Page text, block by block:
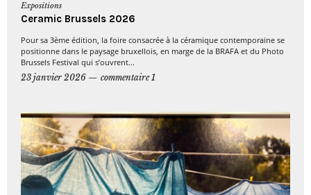
Expositions
Ceramic Brussels 2026
Pour sa 3ème édition, la foire consacrée à la céramique contemporaine se
positionne dans le paysage bruxellois, en marge de la BRAFA et du Photo
Brussels Festival qui s’ouvrent...
23 janvier 2026
commentaire 1